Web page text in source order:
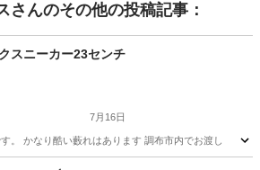
さんのその他の投稿記事：
スニーカー23センチ
7月16日
。 かなり酷い藪れはあります 調布市内でお渡し